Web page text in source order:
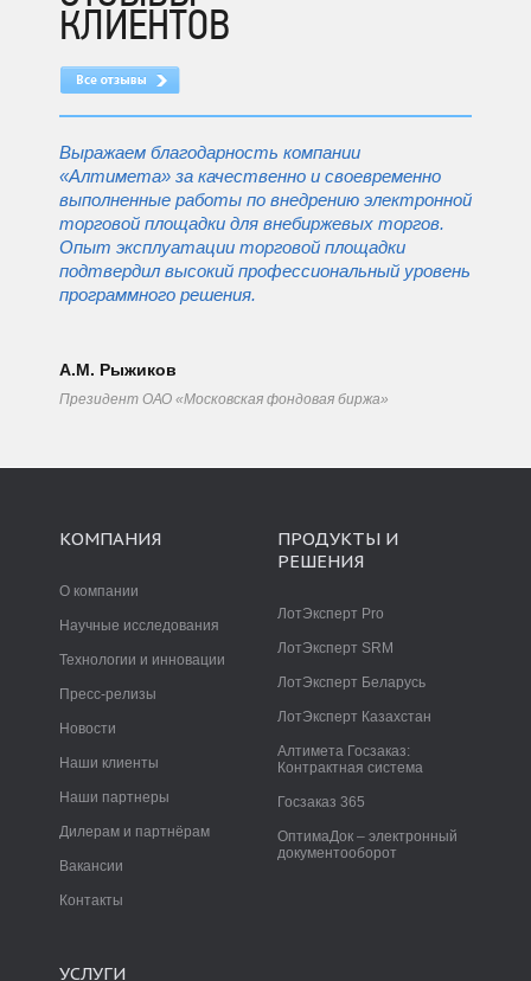
КЛИЕНТОВ
Выражаем благодарность компании
«Алтимета» за качественно и своевременно
выполненные работы по внедрению электронной
торговой площадки для внебиржевых торгов.
Опыт эксплуатации торговой площадки
подтвердил высокий профессиональный уровень
программного решения.
А.М. Рыжиков
Президент ОАО «Московская фондовая биржа»
КОМПАНИЯ
О компании
Научные исследования
Технологии и инновации
Пресс-релизы
Новости
Наши клиенты
Наши партнеры
Дилерам и партнёрам
Вакансии
Контакты
ПРОДУКТЫ И
РЕШЕНИЯ
ЛотЭксперт Pro
ЛотЭксперт SRM
ЛотЭксперт Беларусь
ЛотЭксперт Казахстан
Алтимета Госзаказ:
Контрактная система
Госзаказ 365
ОптимаДок – электронный
документооборот
УСЛУГИ